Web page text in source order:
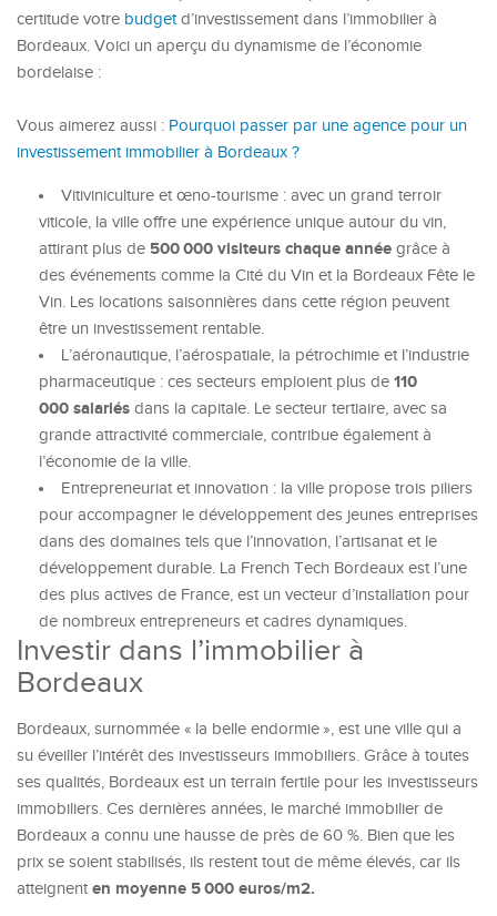
certitude votre budgetd’investissement dans l’immobilier à
Bordeaux. Voici un aperçu du dynamisme de l’économie
bordelaise :
Vous aimerez aussi : Pourquoi passer par une agence pour un
investissement immobilier à Bordeaux ?
Vitiviniculture et œno-tourisme : avec un grand terroir
viticole, la ville offre une expérience unique autour du vin,
attirant plus de 500 000 visiteurs chaque année grâce à
des événements comme la Cité du Vin et la Bordeaux Fête le
Vin. Les locations saisonnières dans cette région peuvent
être un investissement rentable.
L’aéronautique, l’aérospatiale, la pétrochimie et l’industrie
pharmaceutique : ces secteurs emploient plus de 110
000 salariés dans la capitale. Le secteur tertiaire, avec sa
grande attractivité commerciale, contribue également à
l’économie de la ville.
Entrepreneuriat et innovation : la ville propose trois piliers
pour accompagner le développement des jeunes entreprises
dans des domaines tels que l’innovation, l’artisanat et le
développement durable. La French Tech Bordeaux est l’une
des plus actives de France, est un vecteur d’installation pour
de nombreux entrepreneurs et cadres dynamiques.
Investir dans l’immobilier à
Bordeaux
Bordeaux, surnommée « la belle endormie », est une ville qui a
su éveiller l’intérêt des investisseurs immobiliers. Grâce à toutes
ses qualités, Bordeaux est un terrain fertile pour les investisseurs
immobiliers. Ces dernières années, le marché immobilier de
Bordeaux a connu une hausse de près de 60 %. Bien que les
prix se soient stabilisés, ils restent tout de même élevés, car ils
atteignent en moyenne 5 000 euros/m2.